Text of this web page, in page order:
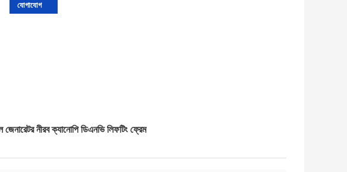
যোগাযোগ
নীরব ক্যানোপি ডিএনভি লিফটিং ফ্রেম